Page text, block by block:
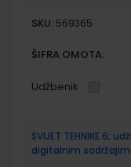
SKU: 569365
ŠIFRA OMOTA:
Udžbenik
SVIJET TEHNIKE 6;
digitalnim